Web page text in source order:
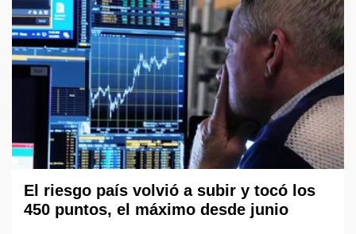
El riesgo país volvió a subir y tocó los
450 puntos, el máximo desde junio